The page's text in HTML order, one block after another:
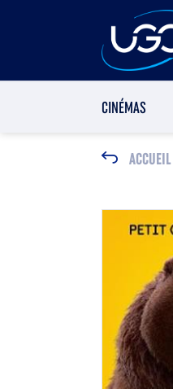
CINÉMAS
ACCUEIL